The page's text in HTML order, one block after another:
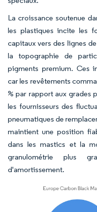
La croissance soutenue
les plastiques incite les
capitaux vers des lignes
la topographie de
pigments premium. Ces
car les revêtements
% par rapport aux grades
les fournisseurs des
pneumatiques de
maintient une position
dans les mastics et la
granulométrie plus
d'amortissement.